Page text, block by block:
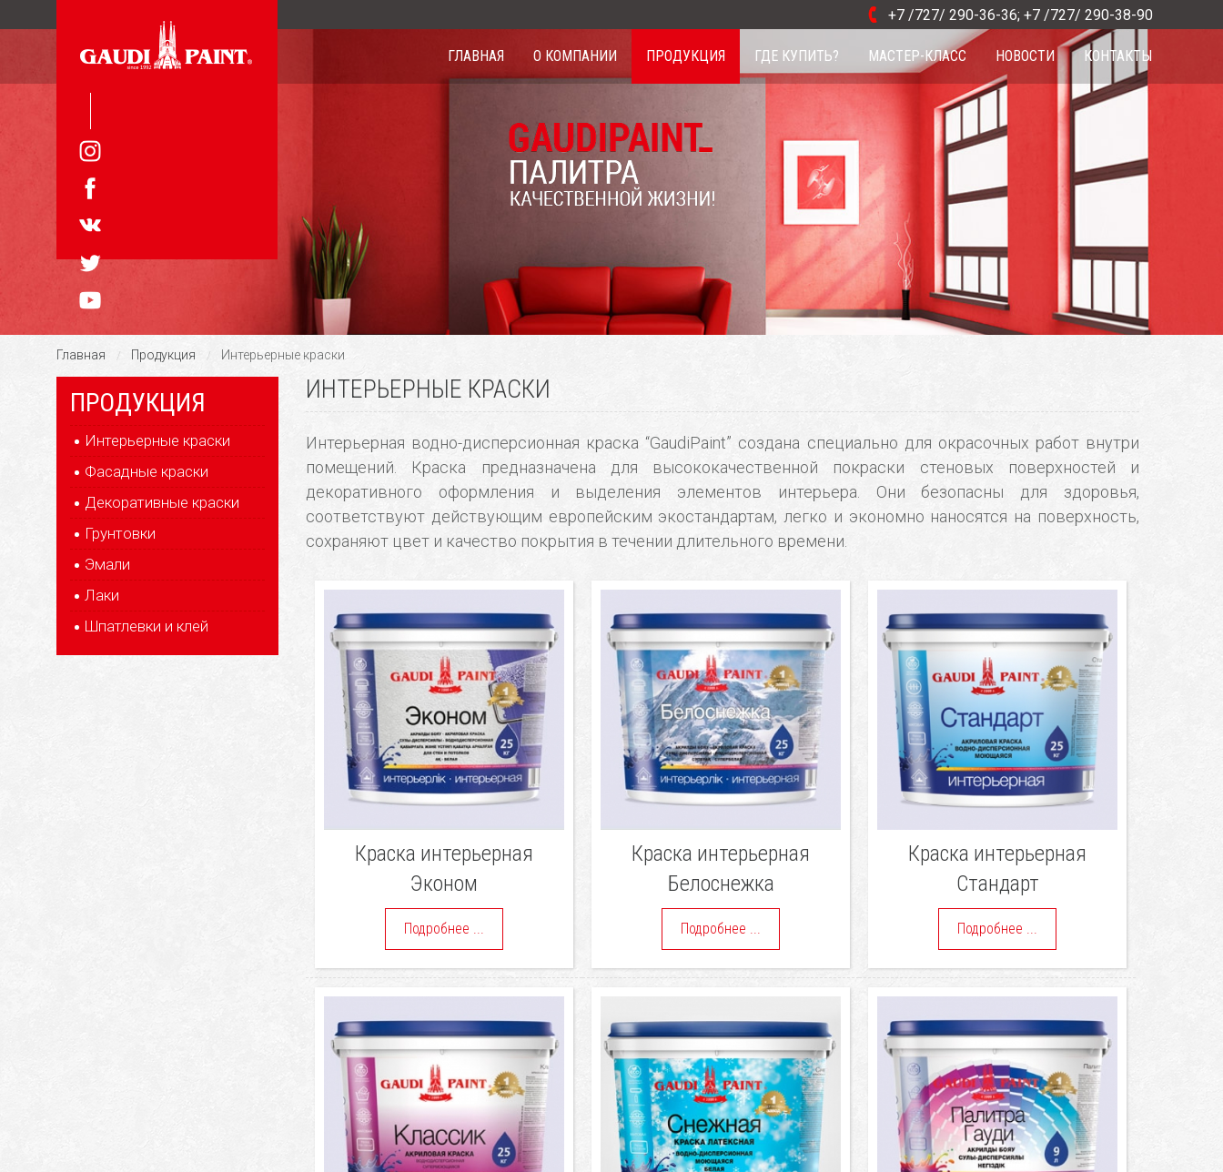
+7 /727/ 290-36-36; +7 /727/ 290-38-90
ГЛАВНАЯ О КОМПАНИИ ПРОДУКЦИЯ ГДЕ КУПИТЬ? МАСТЕР-КЛАСС НОВОСТИ КОНТАКТЫ
Главная / Продукция / Интерьерные краски
ИНТЕРЬЕРНЫЕ КРАСКИ
Интерьерная водно-дисперсионная краска “GaudiPaint” создана специально для окрасочных работ внутри
помещений. Краска предназначена для высококачественной покраски стеновых поверхностей и
декоративного оформления и выделения элементов интерьера. Они безопасны для здоровья,
соответствуют действующим европейским экостандартам, легко и экономно наносятся на поверхность,
сохраняют цвет и качество покрытия в течении длительного времени.
Краска интерьерная
Эконом
Подробнее ...
Краска интерьерная
Белоснежка
Подробнее ...
Краска интерьерная
Стандарт
Подробнее ...
ПРОДУКЦИЯ
Интерьерные краски
Фасадные краски
Декоративные краски
Грунтовки
Эмали
Лаки
Шпатлевки и клей